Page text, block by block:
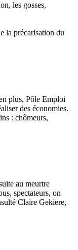
les gosses,
la précarisation du
plus, Pôle Emploi
des économies.
: chômeurs,
au meurtre
spectateurs, on
Claire Gekiere,